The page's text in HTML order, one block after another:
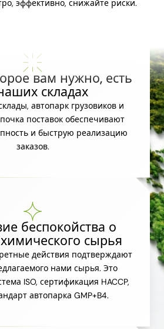
эффективно, снижайте риски.
вам нужно, есть
складах
автопарк грузовиков и
поставок обеспечивают
и быструю реализацию
заказов.
беспокойства о
сырья
действия подтверждают
нами сырья. Это
ISO, сертификация HACCP,
автопарка GMP+B4.